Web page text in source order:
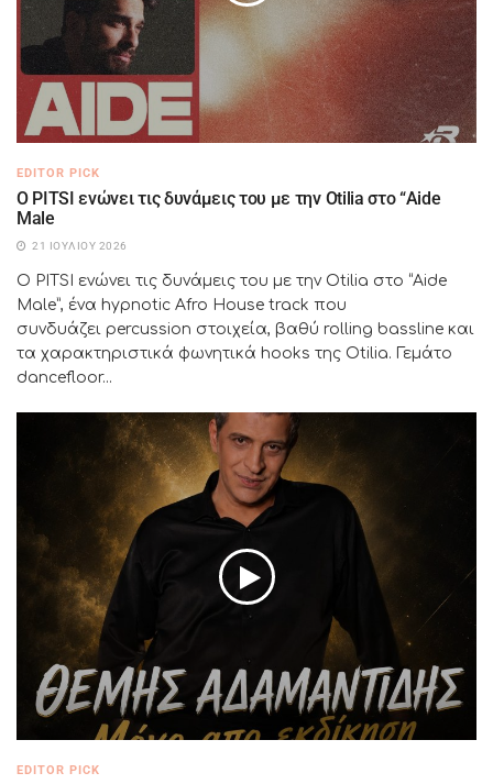
EDITOR PICK
Ο PITSI ενώνει τις δυνάμεις του με την Otilia στο “Aide
Male
21 ΙΟΥΛΊΟΥ 2026
Ο PITSI ενώνει τις δυνάμεις του με την Otilia στο “Aide
Male”, ένα hypnotic Afro House track που
συνδυάζει percussion στοιχεία, βαθύ rolling bassline και
τα χαρακτηριστικά φωνητικά hooks της Otilia. Γεμάτο
dancefloor...
EDITOR PICK